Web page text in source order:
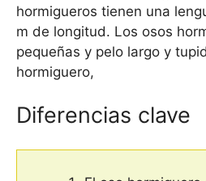
hormigueros tienen una
m de longitud. Los osos
pequeñas y pelo largo y
hormiguero,
Diferencias clave